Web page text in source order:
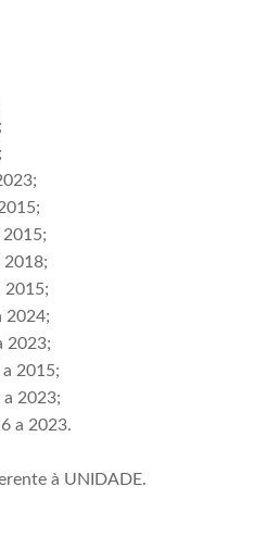
2015;
2018;
2015;
2024;
2023;
2015;
a 2023;
a 2023.
à UNIDADE.